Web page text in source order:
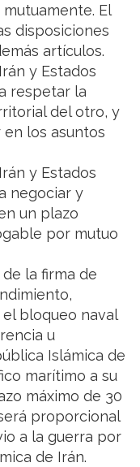
El
disposiciones
artículos.
y Estados
respetar la
del otro, y
los asuntos
y Estados
negociar y
un plazo
por mutuo
la firma de
bloqueo naval
u
Islámica de
marítimo a su
máximo de 30
proporcional
a la guerra por
de Irán.